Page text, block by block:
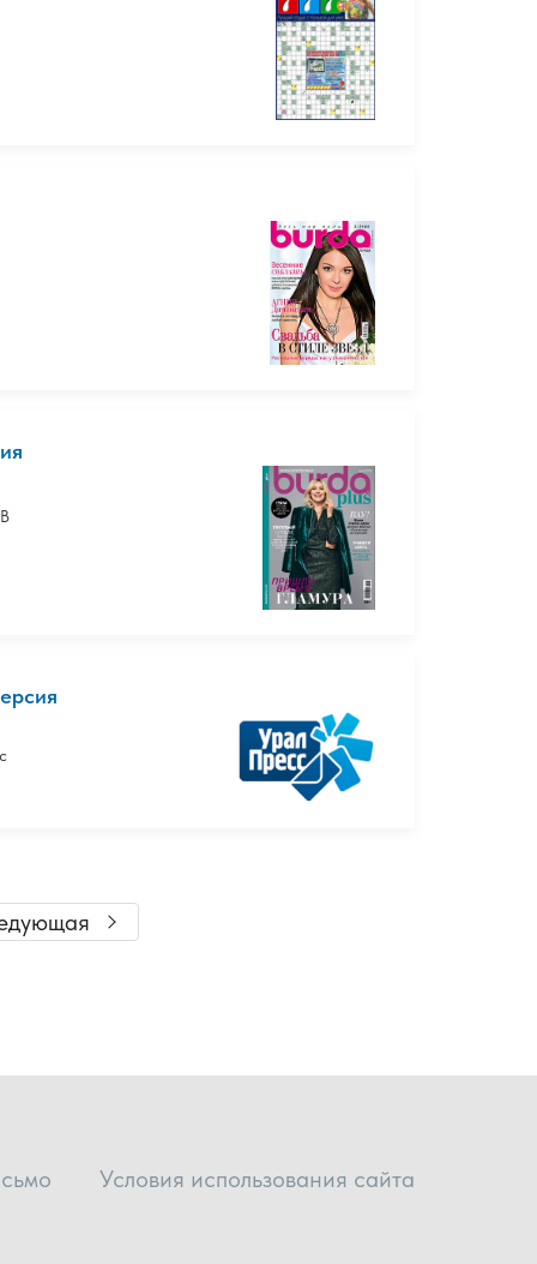
Условия использования сайта